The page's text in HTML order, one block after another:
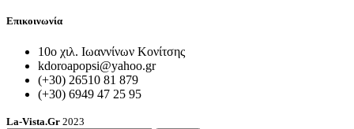
Επικοινωνία
10ο χιλ. Ιωαννίνων Κονίτσης
kdoroapopsi@yahoo.gr
(+30) 26510 81 879
(+30) 6949 47 25 95
La-Vista.Gr 2023